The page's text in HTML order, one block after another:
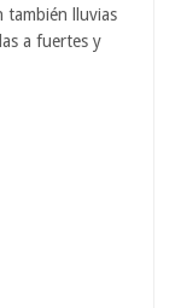
también lluvias
a fuertes y